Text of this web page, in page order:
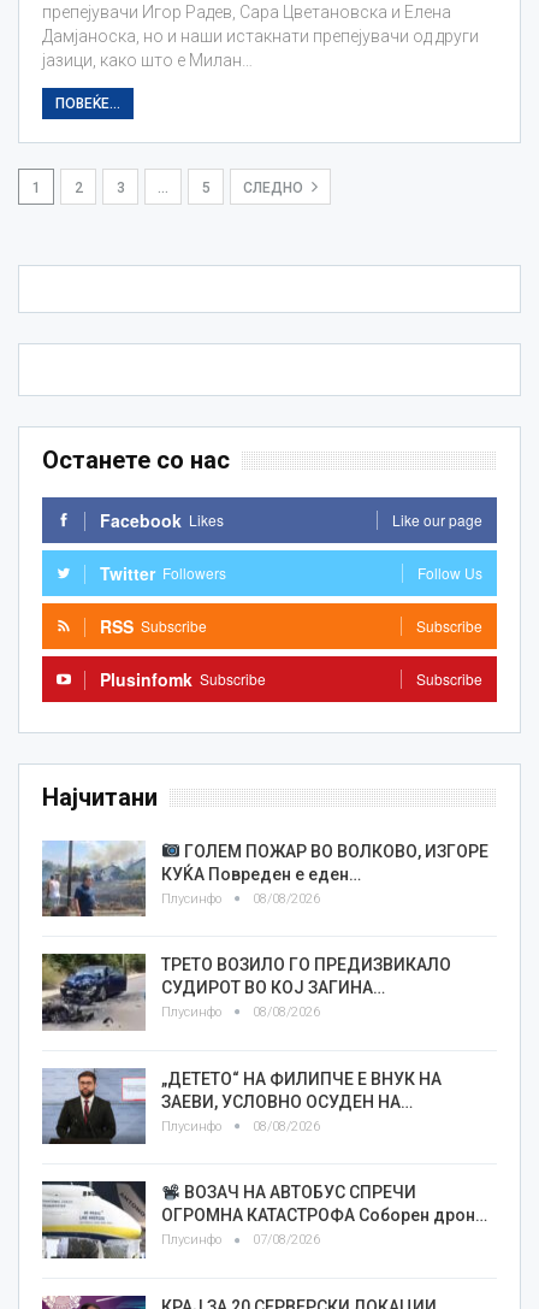
препејувачи Игор Радев, Сара Цветановска и Елена
Дамјаноска, но и наши истакнати препејувачи од други
јазици, како што е Милан…
ПОВЕЌЕ...
1 2 3 5 СЛЕДНО
Останете со нас
Facebook Likes Like our page
Twitter Followers Follow Us
RSS Subscribe Subscribe
Plusinfomk Subscribe Subscribe
Најчитани
ГОЛЕМ ПОЖАР ВО ВОЛКОВО, ИЗГОРЕ
КУЌА Повреден е еден…
Плусинфо 08/08/2026
ТРЕТО ВОЗИЛО ГО ПРЕДИЗВИКАЛО
СУДИРОТ ВО КОЈ ЗАГИНА…
Плусинфо 08/08/2026
„ДЕТЕТО“ НА ФИЛИПЧЕ Е ВНУК НА
ЗАЕВИ, УСЛОВНО ОСУДЕН НА…
Плусинфо 08/08/2026
ВОЗАЧ НА АВТОБУС СПРЕЧИ
ОГРОМНА КАТАСТРОФА Соборен дрон…
Плусинфо 07/08/2026